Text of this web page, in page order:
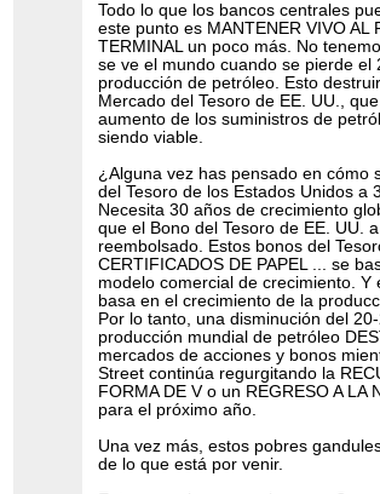
Todo lo que los bancos centrales
este punto es MANTENER VIVO AL
TERMINAL un poco más. No
se ve el mundo cuando se pierde el
producción de petróleo. Esto
Mercado del Tesoro de EE. UU.,
aumento de los suministros de
siendo viable.
¿Alguna vez has pensado en cómo
del Tesoro de los Estados Unidos a
Necesita 30 años de crecimiento
que el Bono del Tesoro de EE. UU.
reembolsado. Estos bonos del
CERTIFICADOS DE PAPEL ... se
modelo comercial de crecimiento. Y
basa en el crecimiento de la
Por lo tanto, una disminución del
producción mundial de petróleo
mercados de acciones y bonos
Street continúa regurgitando la
FORMA DE V o un REGRESO A LA
para el próximo año.
Una vez más, estos pobres
de lo que está por venir.